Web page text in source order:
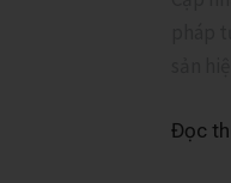
Đất
Đọc